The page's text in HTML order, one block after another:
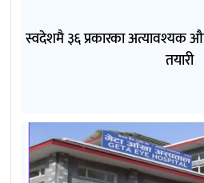
स्वदेशमै ३६ प्रकारका अत्यावश्यक
तयारी